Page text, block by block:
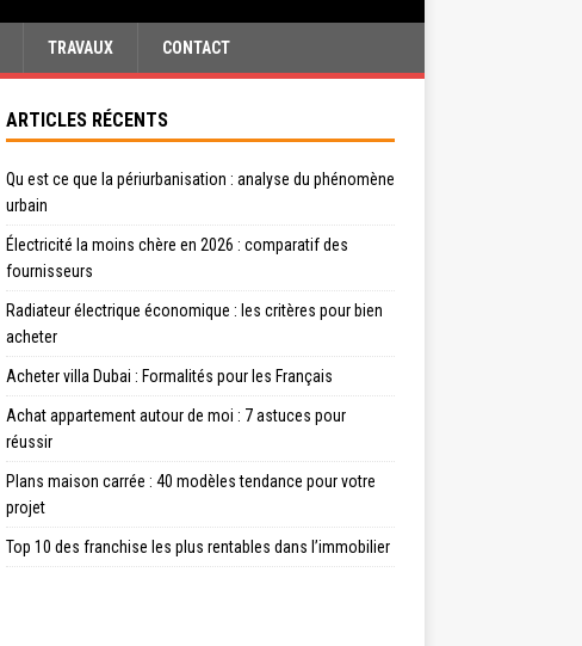
TRAVAUX CONTACT
ARTICLES RÉCENTS
Qu est ce que la périurbanisation : analyse du phénomène
urbain
Électricité la moins chère en 2026 : comparatif des
fournisseurs
Radiateur électrique économique : les critères pour bien
acheter
Acheter villa Dubai : Formalités pour les Français
Achat appartement autour de moi : 7 astuces pour
réussir
Plans maison carrée : 40 modèles tendance pour votre
projet
Top 10 des franchise les plus rentables dans l’immobilier